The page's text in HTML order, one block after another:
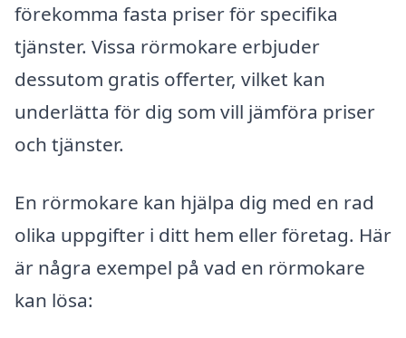
förekomma fasta priser för specifika
tjänster. Vissa rörmokare erbjuder
dessutom gratis offerter, vilket kan
underlätta för dig som vill jämföra priser
och tjänster.
En rörmokare kan hjälpa dig med en rad
olika uppgifter i ditt hem eller företag. Här
är några exempel på vad en rörmokare
kan lösa: